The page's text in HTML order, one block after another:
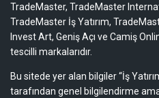
TradeMaster, TradeMaster
TradeMaster İş Yatırım,
Invest Art, Geniş Açı ve Camiş
tescilli markalarıdır.
Bu sitede yer alan bilgiler “İş
tarafından genel bilgilendirme